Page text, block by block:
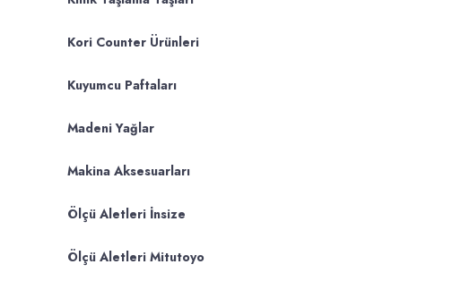
Kori Counter Ürünleri
Kuyumcu Paftaları
Madeni Yağlar
Makina Aksesuarları
Ölçü Aletleri İnsize
Ölçü Aletleri Mitutoyo